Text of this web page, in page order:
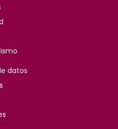
datos